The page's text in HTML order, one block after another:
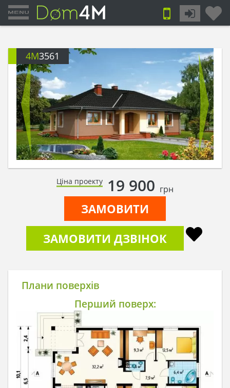
4M3561
Ціна проекту 19 900 грн
ЗАМОВИТИ
ЗАМОВИТИ ДЗВІНОК
Плани поверхів
Перший поверх: